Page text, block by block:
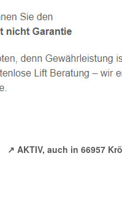
↗️ AKTIV, auch in 66957